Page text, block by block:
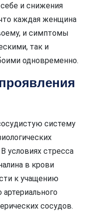
и снижения
каждая женщина
и симптомы
так и
одновременно.
систему
условиях стресса
в крови
к учащению
сосудов.